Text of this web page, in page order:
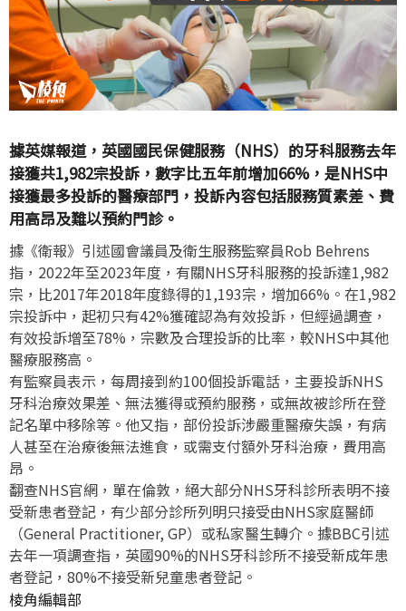
據英媒報道，英國國民保健服務（NHS）的牙科服務去年
接獲共1,982宗投訴，數字比五年前增加66%，是NHS中
接獲最多投訴的醫療部門，投訴內容包括服務質素差、費
用高昂及難以預約門診。
據《衛報》引述國會議員及衛生服務監察員Rob Behrens
指，2022年至2023年度，有關NHS牙科服務的投訴達1,982
宗，比2017年2018年度錄得的1,193宗，增加66%。在1,982
宗投訴中，起初只有42%獲確認為有效投訴，但經過調查，
有效投訴增至78%，宗數及合理投訴的比率，較NHS中其他
醫療服務高。
有監察員表示，每周接到約100個投訴電話，主要投訴NHS
牙科治療效果差、無法獲得或預約服務，或無故被診所在登
記名單中移除等。他又指，部份投訴涉嚴重醫療失誤，有病
人甚至在治療後無法進食，或需支付額外牙科治療，費用高
昂。
翻查NHS官網，單在倫敦，絕大部分NHS牙科診所表明不接
受新患者登記，有少部分診所列明只接受由NHS家庭醫師
（General Practitioner, GP）或私家醫生轉介。據BBC引述
去年一項調查指，英國90%的NHS牙科診所不接受新成年患
者登記，80%不接受新兒童患者登記。
棱角編輯部